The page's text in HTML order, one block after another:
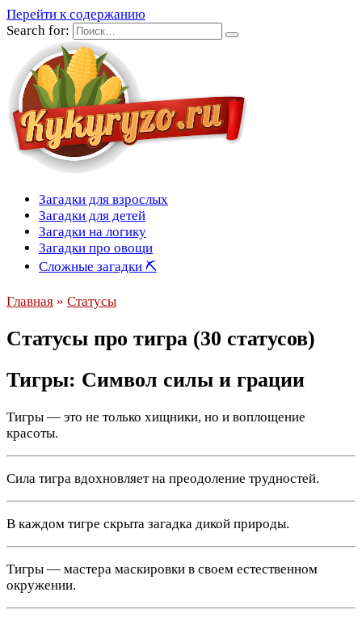
Перейти к содержанию
Search for:
Загадки для взрослых
Загадки для детей
Загадки на логику
Загадки про овощи
Сложные загадки ⛏
Главная » Статусы
Статусы про тигра (30 статусов)
Тигры: Символ силы и грации
Тигры — это не только хищники, но и воплощение
красоты.
Сила тигра вдохновляет на преодоление трудностей.
В каждом тигре скрыта загадка дикой природы.
Тигры — мастера маскировки в своем естественном
окружении.